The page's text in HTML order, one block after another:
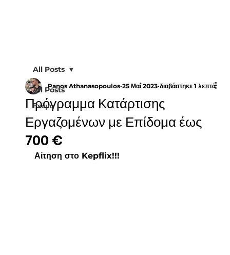
All Posts
Ρεύμα
All Posts
Πρόγραμμα Κατάρτισης
Εργαζομένων με Επίδομα έως
700 €
Panos Athanasopoulos 25 Μαΐ 2023 διαβάστηκε 1 λεπτά
Αίτηση στο Kepflix!!!